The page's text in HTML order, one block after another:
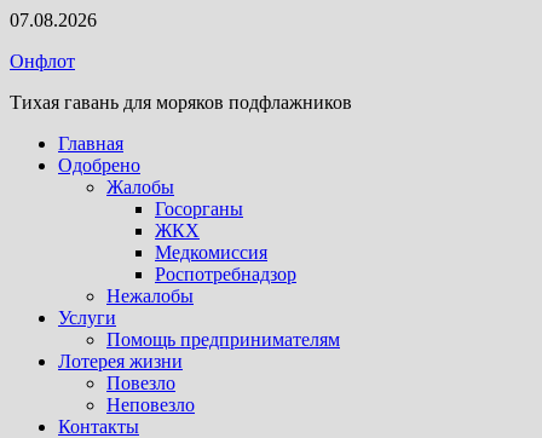
Перейти
содержимому
07.08.2026
Онфлот
Тихая гавань для моряков подфлажников
Главная
Одобрено
Жалобы
Госорганы
ЖКХ
Медкомиссия
Роспотребнадзор
Нежалобы
Услуги
Помощь предпринимателям
Лотерея жизни
Повезло
Неповезло
Контакты